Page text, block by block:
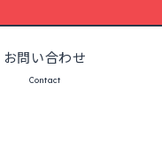
お問い合わせ
Contact